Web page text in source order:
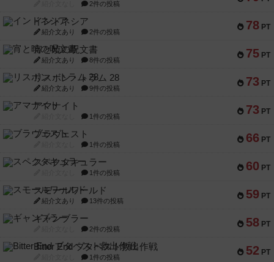
2件の投稿
78 PT
インドネシア
紹介文あり 2件の投稿
75 PT
宵と暁の呪文書
紹介文あり 8件の投稿
73 PT
リスボン・トラム 28
紹介文あり 9件の投稿
73 PT
アマナイト
1件の投稿
66 PT
ブラヴェスト
1件の投稿
60 PT
スペクタキュラー
1件の投稿
59 PT
スモールワールド
紹介文あり 13件の投稿
58 PT
ギャンブラー
2件の投稿
52 PT
Bitter End ブタペスト救出作戦
1件の投稿